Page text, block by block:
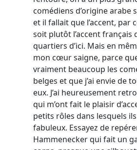
comédiens d’origine arabe
et il fallait que l’accent, par
soit plutôt l’accent français
quartiers d’ici. Mais en
mon cœur saigne, parce
vraiment beaucoup les
belges et que j’ai envie de
eux. J’ai heureusement
qui m’ont fait le plaisir
petits rôles dans lesquels
fabuleux. Essayez de
Hammenecker qui fait un